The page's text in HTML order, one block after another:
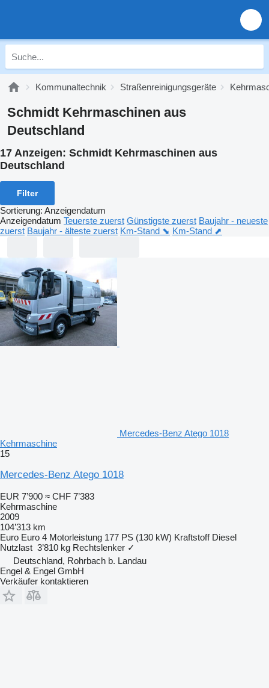
Kommunaltechnik Straßenreinigungsgeräte
Schmidt Kehrmaschinen aus
Deutschland
17 Anzeigen: Schmidt Kehrmaschinen aus
Deutschland
Filter
Sortierung: Anzeigendatum
Anzeigendatum Teuerste zuerst Günstigste zuerst Baujahr - neueste
zuerst Baujahr - älteste zuerst Km-Stand ⬊ Km-Stand ⬈
Mercedes-Benz Atego 1018
Kehrmaschine
15
Mercedes-Benz Atego 1018
EUR 7’900 ≈ CHF 7’383
Kehrmaschine
2009
104’313 km
Euro Euro 4 Motorleistung 177 PS (130 kW) Kraftstoff Diesel
Nutzlast 3’810 kg Rechtslenker ✓
Deutschland, Rohrbach b. Landau
Engel & Engel GmbH
Verkäufer kontaktieren